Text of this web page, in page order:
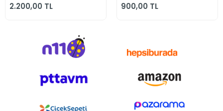
Bacak Destekli
2.200,00 TL 900,00 TL